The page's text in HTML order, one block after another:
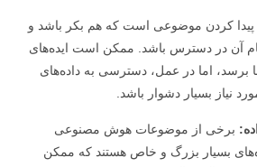
موضوعی است که هم بکر باشد و
دسترس باشد. ممکن است ایده‌های
اما در عمل، دسترسی به داده‌های
بسیار دشوار باشد.
از موضوعات هوش مصنوعی
بزرگ و خاص هستند که ممکن